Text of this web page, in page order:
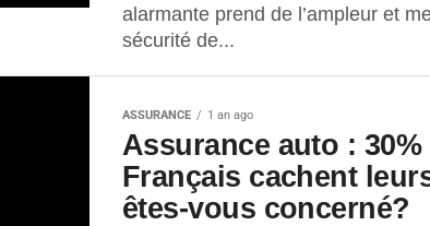
alarmante prend de l’ampleur et
sécurité de...
ASSURANCE 1 an ago
Assurance auto : 30%
Français cachent
êtes-vous concerné?